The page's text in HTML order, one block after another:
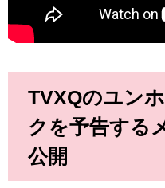
TVXQのユン
クを予告する
公開